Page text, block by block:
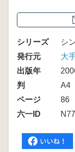
シリーズ
シ
発行元
大
出版年
判
A4
ページ
86
六一ID